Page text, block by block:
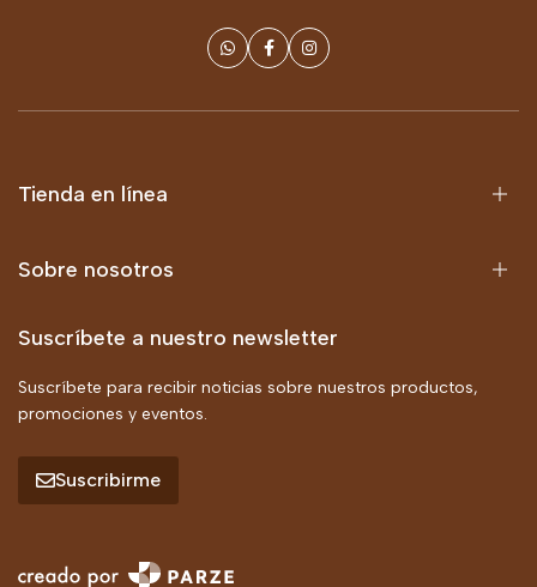
Tienda en línea
Sobre nosotros
Suscríbete a nuestro newsletter
Suscríbete para recibir noticias sobre nuestros productos,
promociones y eventos.
Suscribirme